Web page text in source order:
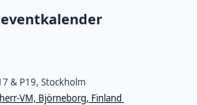
& P19, Stockholm
VM, Björneborg, Finland